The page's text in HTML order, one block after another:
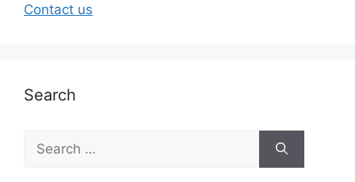
Contact us
Search